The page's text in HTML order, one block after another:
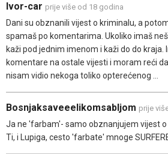
Ivor-car prije više od 18 godina
Dani su obznanili vijest o kriminalu, a
spamaš po komentarima. Ukoliko imaš
kaži pod jednim imenom i kaži do do kraja.
komentare na ostale vijesti i moram reći
nisam vidio nekoga toliko opterećenog ...
Bosnjaksaveeelikomsabljom prije
Ja ne 'farbam'- samo obznanjujem vijest
Ti, i Lupiga, cesto 'farbate' mnoge